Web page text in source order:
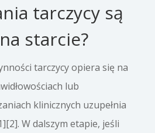
tarczycy są
starcie?
tarczycy opiera się na
lub
klinicznych uzupełnia
W dalszym etapie, jeśli